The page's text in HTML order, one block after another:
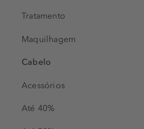
Tratamento
Maquilhagem
Cabelo
Acessórios
Até 40%